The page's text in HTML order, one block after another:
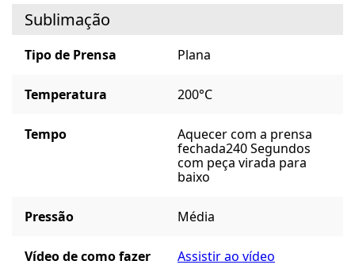
Sublimação
Tipo de Prensa Plana
Temperatura 200°C
Tempo
Aquecer com a prensa
fechada240 Segundos
com peça virada para
baixo
Pressão Média
Vídeo de como fazer Assistir ao vídeo